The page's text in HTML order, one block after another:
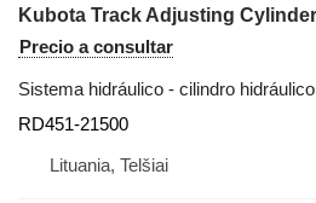
Precio a consultar
Sistema hidráulico - cilindro hidráulico
RD451-21500
Lituania, Telšiai